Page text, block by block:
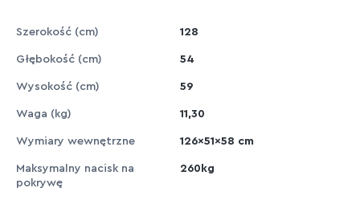
Szerokość (cm) 128
Głębokość (cm) 54
Wysokość (cm) 59
Waga (kg) 11,30
Wymiary wewnętrzne 126x51x58 cm
Maksymalny nacisk na
pokrywę
260kg